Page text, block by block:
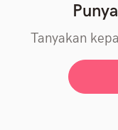
Tanyakan